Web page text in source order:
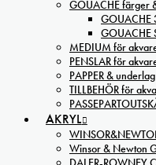
GOUACHE färger
GOUACHE
GOUACHE
MEDIUM för
PENSLAR för
PAPPER &
TILLBEHÖR för
AKRYL
Winsor & Newton